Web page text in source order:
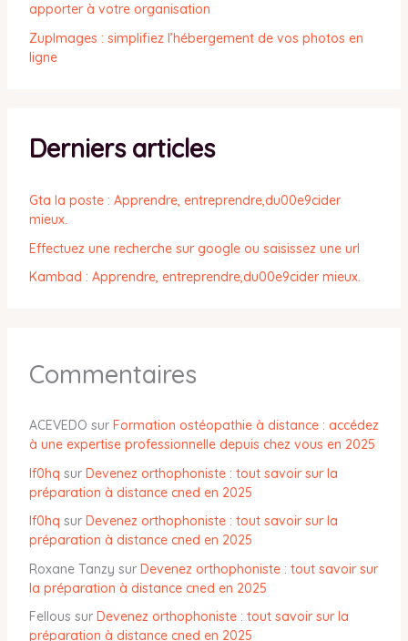
apporter à votre organisation
ZupImages : simplifiez l’hébergement de vos photos en
ligne
Derniers articles
Gta la poste : Apprendre, entreprendre,du00e9cider
mieux.
Effectuez une recherche sur google ou saisissez une url
Kambad : Apprendre, entreprendre,du00e9cider mieux.
Commentaires
ACEVEDO sur Formation ostéopathie à distance : accédez
à une expertise professionnelle depuis chez vous en 2025
lf0hq sur Devenez orthophoniste : tout savoir sur la
préparation à distance cned en 2025
lf0hq sur Devenez orthophoniste : tout savoir sur la
préparation à distance cned en 2025
Roxane Tanzy sur Devenez orthophoniste : tout savoir sur
la préparation à distance cned en 2025
Fellous sur Devenez orthophoniste : tout savoir sur la
préparation à distance cned en 2025